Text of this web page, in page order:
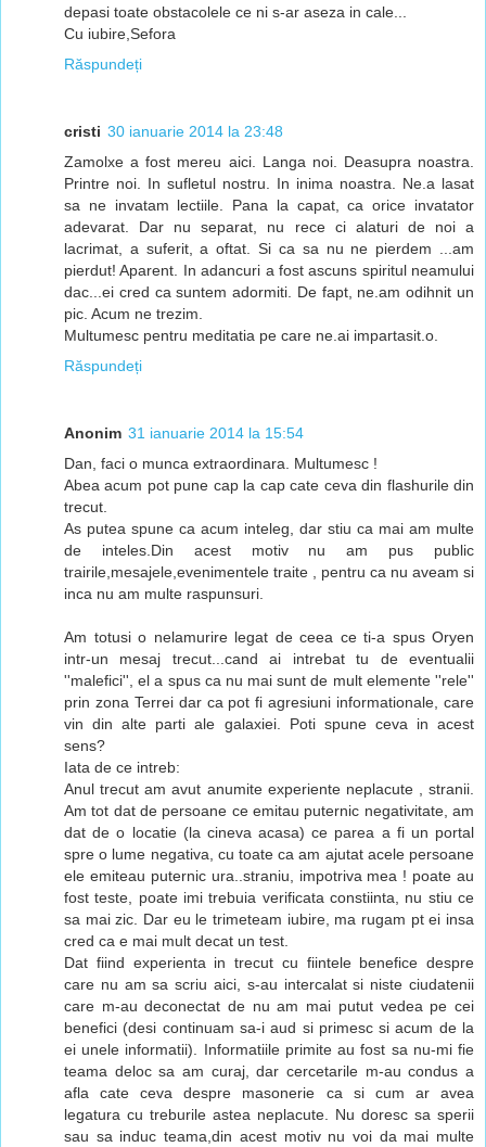
depasi toate obstacolele ce ni s-ar aseza in cale...
Cu iubire,Sefora
Răspundeți
cristi 30 ianuarie 2014 la 23:48
Zamolxe a fost mereu aici. Langa noi. Deasupra noastra.
Printre noi. In sufletul nostru. In inima noastra. Ne.a lasat
sa ne invatam lectiile. Pana la capat, ca orice invatator
adevarat. Dar nu separat, nu rece ci alaturi de noi a
lacrimat, a suferit, a oftat. Si ca sa nu ne pierdem ...am
pierdut! Aparent. In adancuri a fost ascuns spiritul neamului
dac...ei cred ca suntem adormiti. De fapt, ne.am odihnit un
pic. Acum ne trezim.
Multumesc pentru meditatia pe care ne.ai impartasit.o.
Răspundeți
Anonim 31 ianuarie 2014 la 15:54
Dan, faci o munca extraordinara. Multumesc !
Abea acum pot pune cap la cap cate ceva din flashurile din
trecut.
As putea spune ca acum inteleg, dar stiu ca mai am multe
de inteles.Din acest motiv nu am pus public
trairile,mesajele,evenimentele traite , pentru ca nu aveam si
inca nu am multe raspunsuri.
Am totusi o nelamurire legat de ceea ce ti-a spus Oryen
intr-un mesaj trecut...cand ai intrebat tu de eventualii
''malefici'', el a spus ca nu mai sunt de mult elemente ''rele''
prin zona Terrei dar ca pot fi agresiuni informationale, care
vin din alte parti ale galaxiei. Poti spune ceva in acest
sens?
Iata de ce intreb:
Anul trecut am avut anumite experiente neplacute , stranii.
Am tot dat de persoane ce emitau puternic negativitate, am
dat de o locatie (la cineva acasa) ce parea a fi un portal
spre o lume negativa, cu toate ca am ajutat acele persoane
ele emiteau puternic ura..straniu, impotriva mea ! poate au
fost teste, poate imi trebuia verificata constiinta, nu stiu ce
sa mai zic. Dar eu le trimeteam iubire, ma rugam pt ei insa
cred ca e mai mult decat un test.
Dat fiind experienta in trecut cu fiintele benefice despre
care nu am sa scriu aici, s-au intercalat si niste ciudatenii
care m-au deconectat de nu am mai putut vedea pe cei
benefici (desi continuam sa-i aud si primesc si acum de la
ei unele informatii). Informatiile primite au fost sa nu-mi fie
teama deloc sa am curaj, dar cercetarile m-au condus a
afla cate ceva despre masonerie ca si cum ar avea
legatura cu treburile astea neplacute. Nu doresc sa sperii
sau sa induc teama,din acest motiv nu voi da mai multe